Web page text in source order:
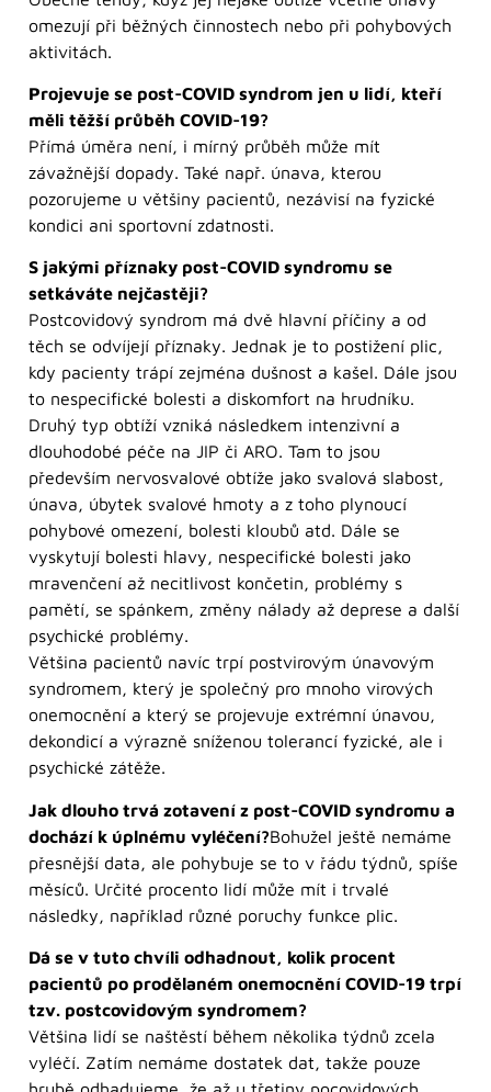
omezují při běžných činnostech nebo při pohybových
aktivitách.
Projevuje se post-COVID syndrom jen u lidí, kteří
měli těžší průběh COVID-19?
Přímá úměra není, i mírný průběh může mít
závažnější dopady. Také např. únava, kterou
pozorujeme u většiny pacientů, nezávisí na fyzické
kondici ani sportovní zdatnosti.
S jakými příznaky post-COVID syndromu se
setkáváte nejčastěji?
Postcovidový syndrom má dvě hlavní příčiny a od
těch se odvíjejí příznaky. Jednak je to postižení plic,
kdy pacienty trápí zejména dušnost a kašel. Dále jsou
to nespecifické bolesti a diskomfort na hrudníku.
Druhý typ obtíží vzniká následkem intenzivní a
dlouhodobé péče na JIP či ARO. Tam to jsou
především nervosvalové obtíže jako svalová slabost,
únava, úbytek svalové hmoty a z toho plynoucí
pohybové omezení, bolesti kloubů atd. Dále se
vyskytují bolesti hlavy, nespecifické bolesti jako
mravenčení až necitlivost končetin, problémy s
pamětí, se spánkem, změny nálady až deprese a další
psychické problémy.
Většina pacientů navíc trpí postvirovým únavovým
syndromem, který je společný pro mnoho virových
onemocnění a který se projevuje extrémní únavou,
dekondicí a výrazně sníženou tolerancí fyzické, ale i
psychické zátěže.
Jak dlouho trvá zotavení z post-COVID syndromu a
dochází k úplnému vyléčení?Bohužel ještě nemáme
přesnější data, ale pohybuje se to v řádu týdnů, spíše
měsíců. Určité procento lidí může mít i trvalé
následky, například různé poruchy funkce plic.
Dá se v tuto chvíli odhadnout, kolik procent
pacientů po prodělaném onemocnění COVID-19 trpí
tzv. postcovidovým syndromem?
Většina lidí se naštěstí během několika týdnů zcela
vyléčí. Zatím nemáme dostatek dat, takže pouze